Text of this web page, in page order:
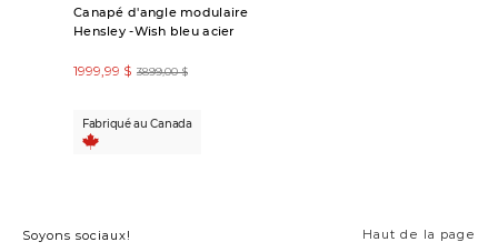
Canapé d'angle modulaire
Hensley -Wish bleu acier
3899,00 $
1999,99 $
Fabriqué au Canada
Haut de la page
Soyons sociaux!